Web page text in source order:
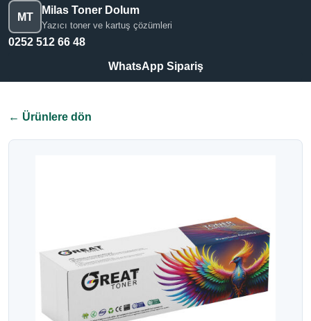
MT
Milas Toner Dolum
Yazıcı toner ve kartuş çözümleri
0252 512 66 48
WhatsApp Sipariş
← Ürünlere dön